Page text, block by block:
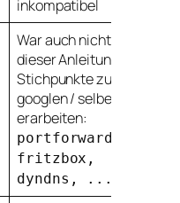
inkompatibel
War auch nicht Teil
dieser Anleitung
Stichpunkte zum
googlen / selber
erarbeiten:
portforwarding,
fritzbox,
dyndns, ...